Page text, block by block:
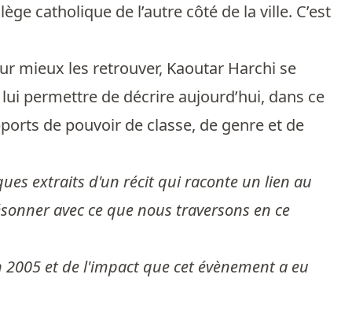
catholique de l’autre côté de la ville. C’est
mieux les retrouver, Kaoutar Harchi se
permettre de décrire aujourd’hui, dans ce
de pouvoir de classe, de genre et de
extraits d'un récit qui raconte un lien au
avec ce que nous traversons en ce
et de l'impact que cet évènement a eu